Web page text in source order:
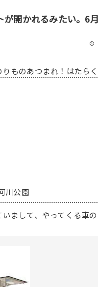
開かれるみたい。6
ものあつまれ！はたら
川公園
まして、やってくる車